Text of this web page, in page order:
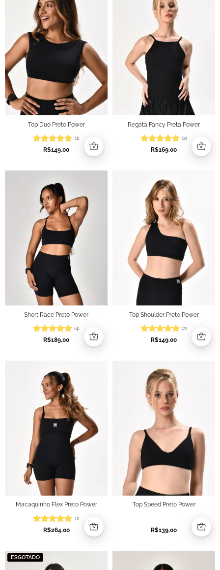
Top Duo Preto Power
Avaliação5
(1)
R$149,00
Regata Fancy Preta Power
Avaliação5
(2)
R$169,00
Short Race Preto Power
Avaliação5
(4)
R$189,00
Top Shoulder Preto Power
Avaliação5
(2)
R$149,00
Macaquinho Flex Preto Power
Avaliação5
(1)
R$264,00
Top Speed Preto Power
R$139,00
ESGOTADO